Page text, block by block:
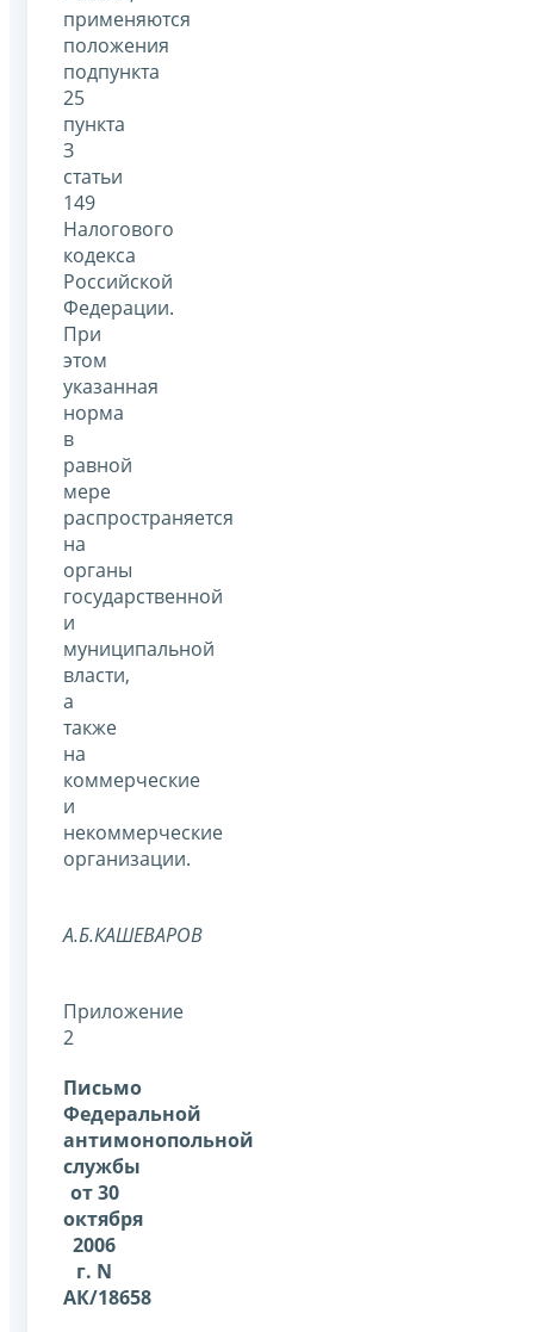
применяются
положения
подпункта
25
пункта
З
статьи
149
Налогового
кодекса
Российской
Федерации.
При
этом
указанная
норма
в
равной
мере
распространяется
на
органы
государственной
и
муниципальной
власти,
а
также
на
коммерческие
и
некоммерческие
организации.
А.Б.КАШЕВАРОВ
Приложение
2
Письмо
Федеральной
антимонопольной
службы
от 30
октября
2006
г. N
АК/18658